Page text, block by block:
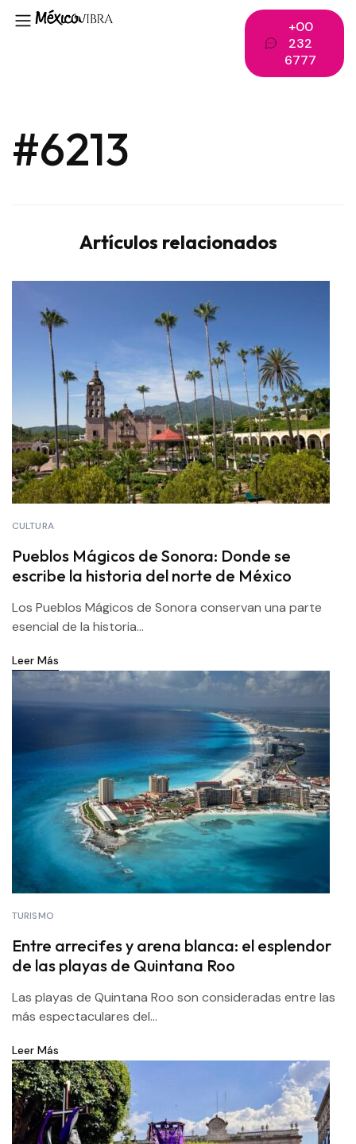
+00
232
6777
#6213
Artículos relacionados
CULTURA
Pueblos Mágicos de Sonora: Donde se
escribe la historia del norte de México
Los Pueblos Mágicos de Sonora conservan una parte
esencial de la historia...
Leer Más
TURISMO
Entre arrecifes y arena blanca: el esplendor
de las playas de Quintana Roo
Las playas de Quintana Roo son consideradas entre las
más espectaculares del...
Leer Más